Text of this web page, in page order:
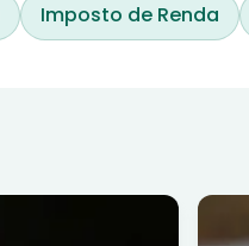
Imposto de Renda